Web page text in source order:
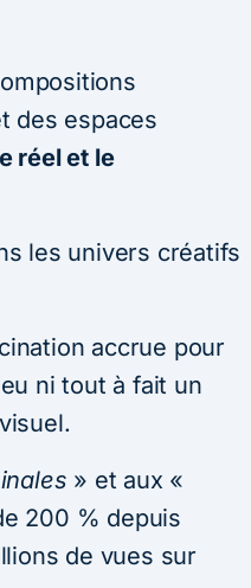
des espaces
réel et le
les univers créatifs
accrue pour
ni tout à fait un
» et aux «
200 % depuis
de vues sur